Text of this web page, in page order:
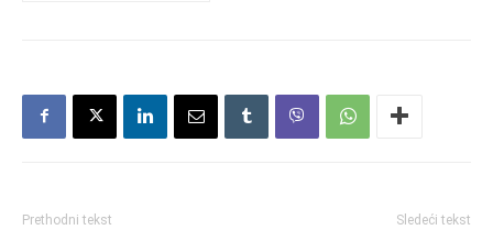
Prethodni tekst Sledeći tekst